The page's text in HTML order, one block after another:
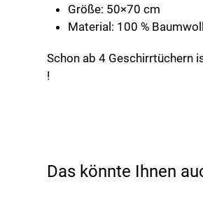
Größe: 50×70 cm
Material: 100 %
Schon ab 4 Geschirrtüchern
!
Das könnte Ihnen